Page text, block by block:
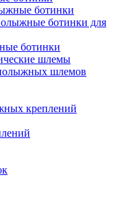
ботинки
ботинки для
ботинки
шлемы
шлемов
креплений